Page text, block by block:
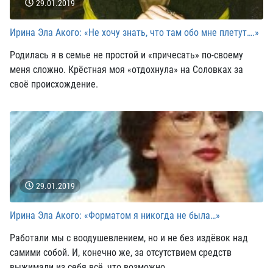
29.01.2019
Ирина Эла Акого: «Не хочу знать, что там обо мне плетут….»
Родилась я в семье не простой и «причесать» по-своему
меня сложно. Крёстная моя «отдохнула» на Соловках за
своё происхождение.
29.01.2019
Ирина Эла Акого: «Форматом я никогда не была…»
Работали мы с воодушевлением, но и не без издёвок над
самими собой. И, конечно же, за отсутствием средств